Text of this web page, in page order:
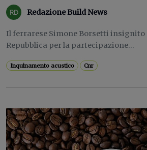
Redazione Build News
Il ferrarese Simone Borsetti insignito
Repubblica per la partecipazione...
Inquinamento acustico Cnr